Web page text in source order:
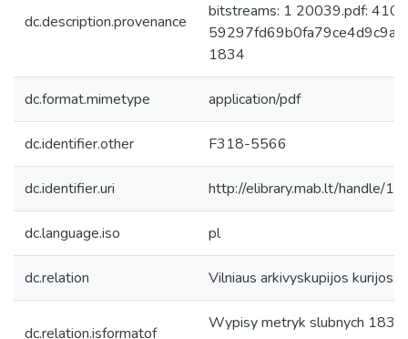
dc.description.provenance
bitstreams: 1 20039.pdf:
1834
dc.format.mimetype application/pdf
dc.identifier.other F318-5566
dc.identifier.uri http://elibrary.mab.lt/handle/1/
dc.language.iso pl
dc.relation Vilniaus arkivyskupijos kurijos
dc.relation.isformatof
Wypisy metryk slubnych 1834